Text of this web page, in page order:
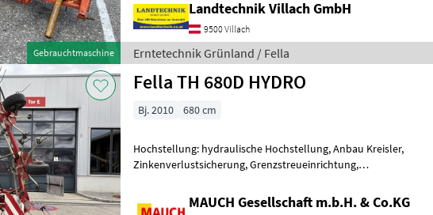
Gebrauchtmaschine
Landtechnik Villach GmbH
9500 Villach
Erntetechnik Grünland / Fella
Fella TH 680D HYDRO
Bj. 2010 680 cm
Hochstellung: hydraulische Hochstellung, Anbau Kreisler,
Zinkenverlustsicherung, Grenzstreueinrichtung,
MAUCH Gesellschaft m.b.H. & Co.KG